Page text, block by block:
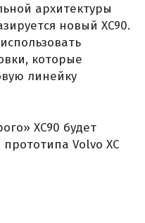
архитектуры
новый XC90.
которые
линейку
XC90 будет
Volvo XC